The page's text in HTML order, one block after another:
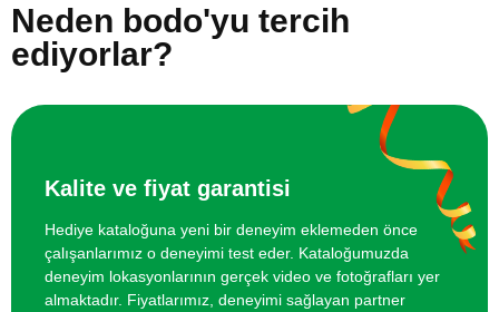
Neden bodo'yu tercih
ediyorlar?
Kalite ve fiyat garantisi
Hediye kataloğuna yeni bir deneyim eklemeden önce
çalışanlarımız o deneyimi test eder. Kataloğumuzda
deneyim lokasyonlarının gerçek video ve fotoğrafları yer
almaktadır. Fiyatlarımız, deneyimi sağlayan partner